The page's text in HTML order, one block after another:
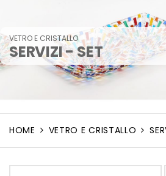
VETRO E CRISTALLO
SERVIZI - SET
HOME VETRO E CRISTALLO